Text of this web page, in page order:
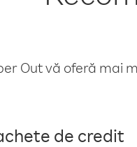
Out vă oferă mai
de credit